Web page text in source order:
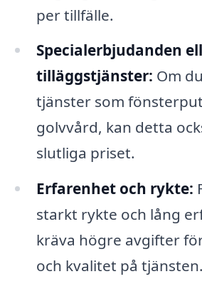
per tillfälle.
Specialerbjudanden
tilläggstjänster: Om
tjänster som
golvvård, kan detta
slutliga priset.
Erfarenhet och rykte:
starkt rykte och lång
kräva högre avgifter
och kvalitet på tjänsten.